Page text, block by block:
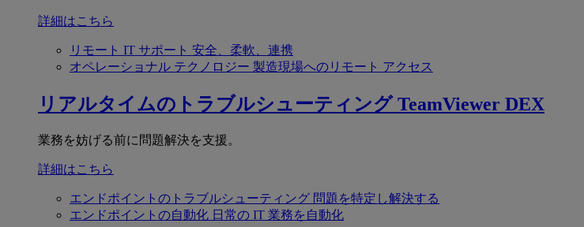
詳細はこちら
リモート IT サポート 安全、柔軟、連携
オペレーショナル テクノロジー 製造現場へのリモート アクセス
リアルタイムのトラブルシューティング TeamViewer DEX
業務を妨げる前に問題解決を支援。
詳細はこちら
エンドポイントのトラブルシューティング 問題を特定し解決する
エンドポイントの自動化 日常の IT 業務を自動化